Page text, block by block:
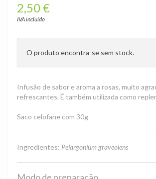
Infusões
2,50 €
IVA incluído
O produto encontra-se sem stock.
Infusão de sabor e aroma a rosas, muito
refrescantes. É também utilizada como
Saco celofane com 30g
Ingredientes: Pelargonium graveolens